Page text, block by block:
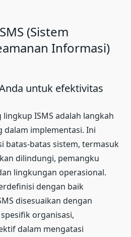
(Sistem
Informasi)
untuk efektivitas
ISMS adalah langkah
dalam implementasi. Ini
batas-batas sistem, termasuk
dilindungi, pemangku
lingkungan operasional.
dengan baik
disesuaikan dengan
organisasi,
dalam mengatasi